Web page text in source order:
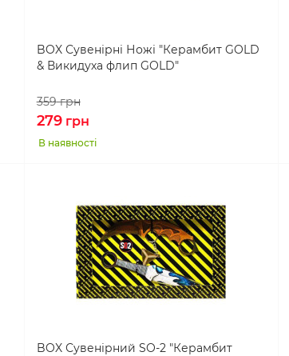
BOX Сувенірні Ножі "Керамбит GOLD
& Викидуха флип GOLD"
359грн
279грн
В наявності
BOX Сувенірний SO-2 "Керамбит